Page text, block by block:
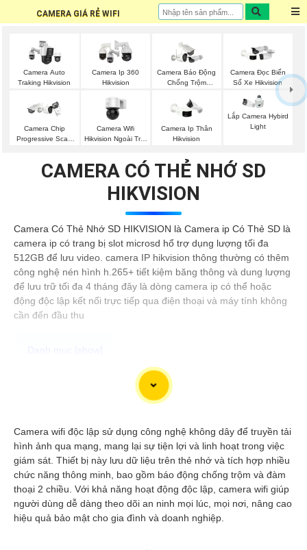
CAMERA GIÁ RẺ WIFI
Camera Auto
Traking Hikvision
Camera Ip 360
Hikvision
Camera Báo Động
Chống Trộm
Camera Đọc Biển
Số Xe Hikvision
Camera Chip
Progressive Scan
Camera Wifi
Hikvision Ngoài Trời
Camera Ip Thân
Hikvision
Lắp Camera Hybird
Light
CAMERA CÓ THẺ NHỚ SD
HIKVISION
Camera Có Thẻ Nhớ SD HIKVISION là Camera ip Có Thẻ SD là
camera ip có trang bị slot microsd hổ trợ dụng lượng tối đa
512GB để lưu video. camera IP hikvision thông thường có thêm
công nghệ nén hình h.265+ tiết kiệm băng thông và dung lượng
để lưu trữ tối đa 4 tháng đây là dòng camera ip có thể hoặc
động độc lập kết nối trực tiếp qua điện thoại và máy tính không
cần đến đầu thu
Camera Super Adapt là lựa chọn tốt cho việc giám sát bảo vệ an
ninh tại nơi có môi trường ánh sáng thay đổi thất thường. Với
ngoài camera đem lại chất lượng hình ảnh sắc nét cho bạn trải
nghiệm tuyệt vời nhất
Camera wifi độc lập sử dụng công nghệ không dây để truyền tải
hình ảnh qua mạng, mang lại sự tiện lợi và linh hoạt trong việc
giám sát. Thiết bị này lưu dữ liệu trên thẻ nhớ và tích hợp nhiều
chức năng thông minh, bao gồm báo động chống trộm và đàm
thoại 2 chiều. Với khả năng hoạt động độc lập, camera wifi giúp
người dùng dễ dàng theo dõi an ninh mọi lúc, mọi nơi, nâng cao
hiệu quả bảo mật cho gia đình và doanh nghiệp.